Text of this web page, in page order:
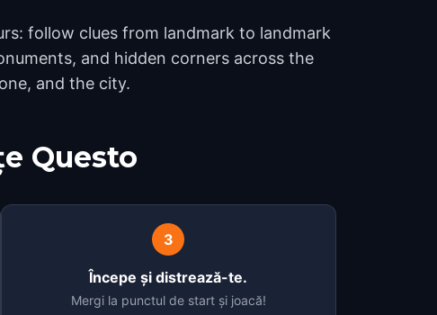
follow clues from landmark to landmark
and hidden corners across the
and the city.
Questo
3
Începe și distrează-te.
Mergi la punctul de start și joacă!